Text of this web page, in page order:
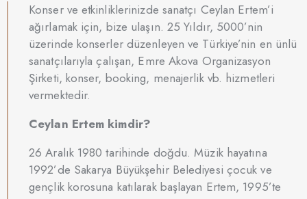
Konser ve etkinliklerinizde sanatçı Ceylan Ertem’i
ağırlamak için, bize ulaşın. 25 Yıldır, 5000’nin
üzerinde konserler düzenleyen ve Türkiye’nin en ünlü
sanatçılarıyla çalışan, Emre Akova Organizasyon
Şirketi, konser, booking, menajerlik vb. hizmetleri
vermektedir.
Ceylan Ertem kimdir?
26 Aralık 1980 tarihinde doğdu. Müzik hayatına
1992’de Sakarya Büyükşehir Belediyesi çocuk ve
gençlik korosuna katılarak başlayan Ertem, 1995’te